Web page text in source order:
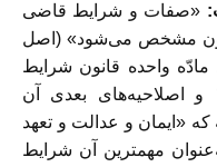
«صفات و شرایط قاضی
مشخص می‌شود» (اصل
مادّه واحده قانون شرایط
انتخاب قضات، مصّوب ۱۳۶۱/۲/۱۴ و اصلاحیه‌های بعدی آن
«ایمان و عدالت و تعهد
مهمترین آن شرایط